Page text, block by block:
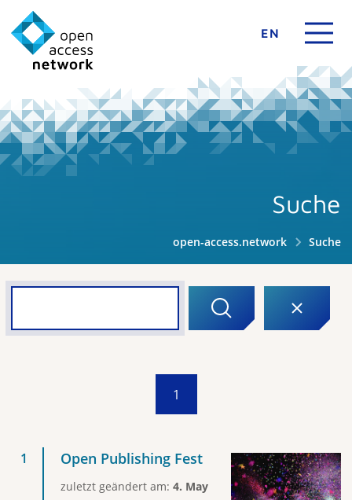
EN
Suche
open-access.network Suche
1
Open Publishing Fest
zuletzt geändert am: 4. May